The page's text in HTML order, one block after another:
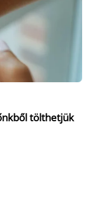
tölthetjük